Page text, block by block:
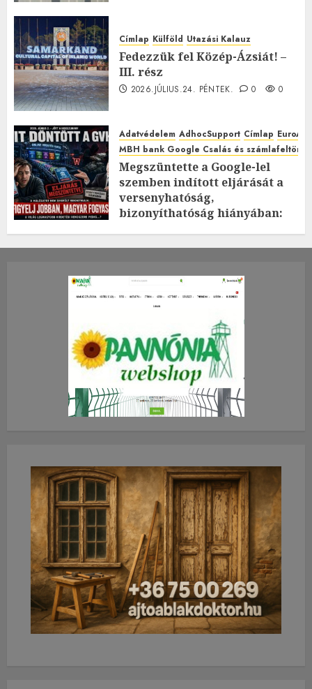
Címlap Külföld Utazási Kalauz
Fedezzük fel Közép-Ázsiát! –
III. rész
2026.JÚLIUS.24. PÉNTEK. 0 0
Adatvédelem AdhocSupport Címlap
MBH bank Google Csalás és
Megszüntette a Google-lel
szemben indított eljárását a
versenyhatóság,
bizonyíthatóság hiányában:
2026.JÚLIUS.23. CSÜTÖRTÖK.
0